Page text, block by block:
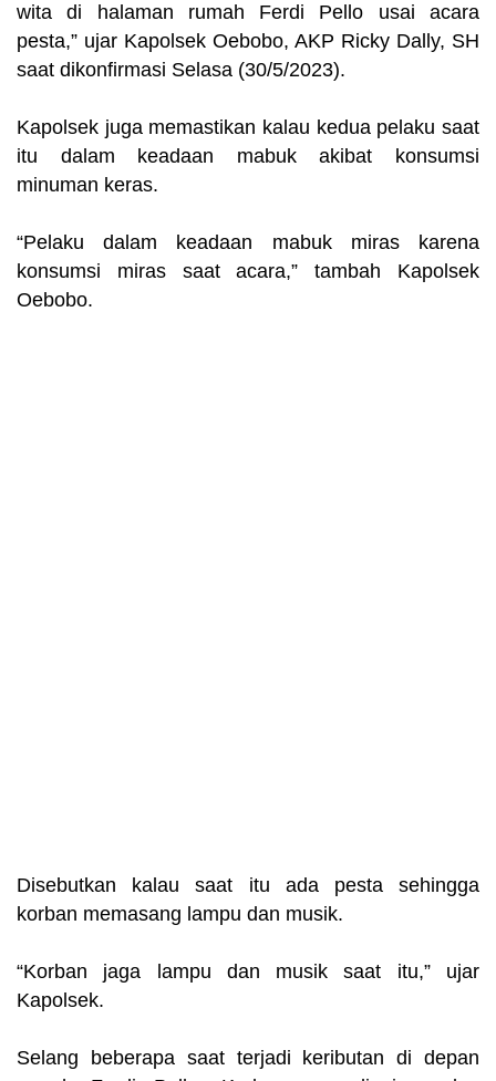
wita di halaman rumah Ferdi Pello usai acara
pesta,” ujar Kapolsek Oebobo, AKP Ricky Dally, SH
saat dikonfirmasi Selasa (30/5/2023).
Kapolsek juga memastikan kalau kedua pelaku saat
itu dalam keadaan mabuk akibat konsumsi
minuman keras.
“Pelaku dalam keadaan mabuk miras karena
konsumsi miras saat acara,” tambah Kapolsek
Oebobo.
Disebutkan kalau saat itu ada pesta sehingga
korban memasang lampu dan musik.
“Korban jaga lampu dan musik saat itu,” ujar
Kapolsek.
Selang beberapa saat terjadi keributan di depan